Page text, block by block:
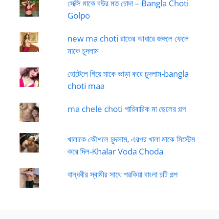
সেক্সি মাকে বউর মত চোদা – Bangla Choti
Golpo
new ma choti রাতের আধারে জঙ্গলে ফেলে
মাকে চুদলাম
হোটেলে গিয়ে মাকে ভাড়া করে চুদলাম-bangla
choti maa
ma chele choti পারিবারিক মা ছেলের গল্প
খালাকে কৌশলে চুদলাম, এরপর খালা মাকে সিস্টেম
করে দিল-Khalar Voda Choda
বান্ধবীর স্বামীর সাথে পরকিয়া বাংলা চটি গল্প